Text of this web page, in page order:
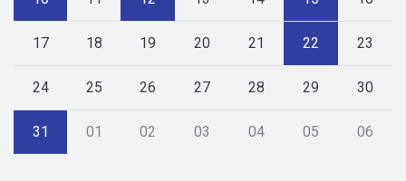
17 18 19 20 21 22 23
24 25 26 27 28 29 30
31 01 02 03 04 05 06